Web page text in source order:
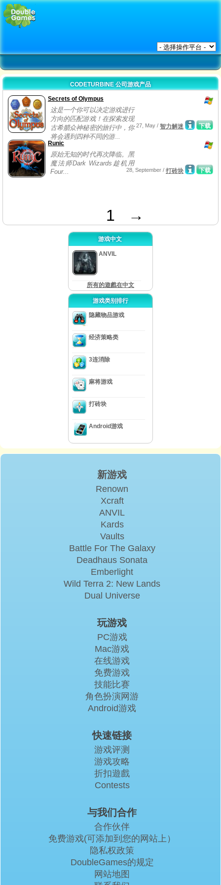
CODETURBINE 公司游戏产品
Secrets of Olympus
这是一个你可以决定游戏进行
方向的匹配游戏！在探索发现
古希腊众神秘密的旅行中，你
将会遇到四种不同的游...
下载
27, May / 智力解迷
Runic
原始无知的时代再次降临。黑
魔法师Dark Wizards趁机用
Four...
下载
28, September / 打砖块
1 →
游戏中文
ANVIL
所有的遊戲在中文
游戏类别排行
隐藏物品游戏
经济策略类
3连消除
麻将游戏
打砖块
Android游戏
新游戏
Renown
Xcraft
ANVIL
Kards
Vaults
Battle For The Galaxy
Deadhaus Sonata
Emberlight
Wild Terra 2: New Lands
Dual Universe
玩游戏
PC游戏
Mac游戏
在线游戏
免费游戏
技能比赛
角色扮演网游
Android游戏
快速链接
游戏评测
游戏攻略
折扣遊戲
Contests
与我们合作
合作伙伴
免费游戏(可添加到您的网站上）
隐私权政策
DoubleGames的规定
网站地图